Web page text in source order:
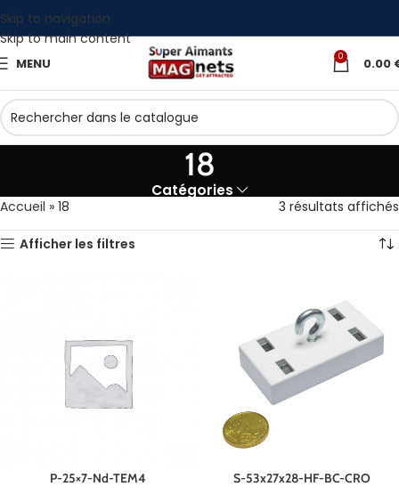
Skip to navigation
Skip to main content
MENU 0 0.00
18
Catégories
Accueil » 18 3 résultats affichés
Afficher les filtres
P-25×7-Nd-TEM4 S-53x27x28-HF-BC-CRO